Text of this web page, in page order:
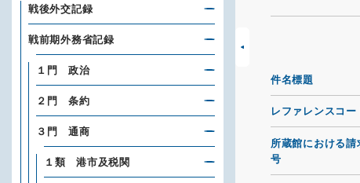
件名標題
レファレンスコー
所蔵館における請
号
戦後外交記録
戦前期外務省記録
１門 政治
２門 条約
３門 通商
１類 港市及税関